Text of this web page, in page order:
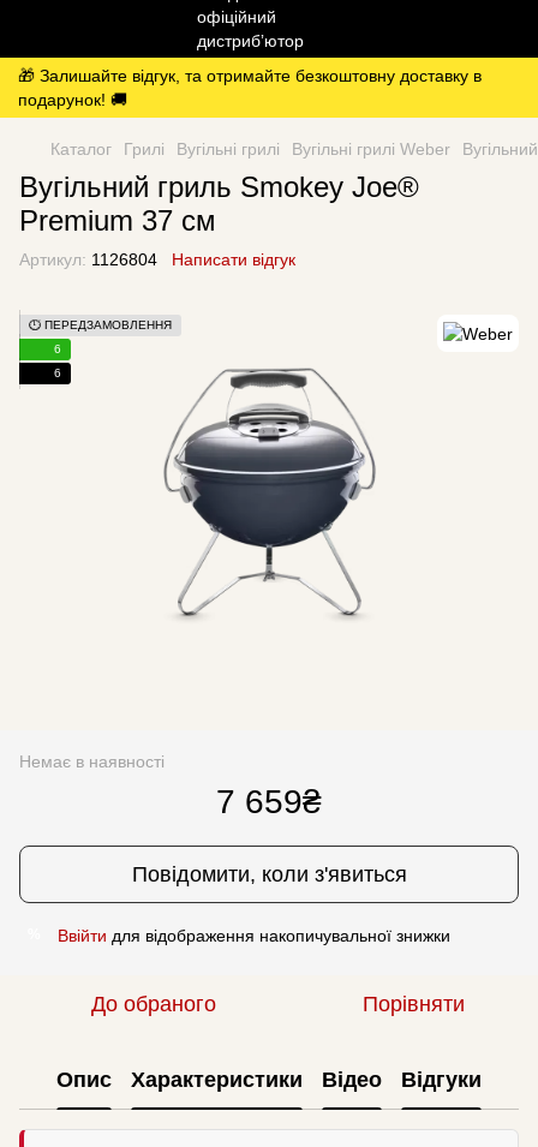
🎁 Залишайте відгук, та отримайте безкоштовну доставку в
подарунок! 🚚
Каталог Грилі Вугільні грилі Вугільні грилі Weber
Вугільний гриль Smokey Joe®
Premium 37 см
Артикул: 1126804 Написати відгук
⏱️ ПЕРЕДЗАМОВЛЕННЯ
6
6
Немає в наявності
7 659₴
Повідомити, коли з'явиться
Ввійти для відображення накопичувальної знижки
До обраного Порівняти
Опис Характеристики Відео Відгуки